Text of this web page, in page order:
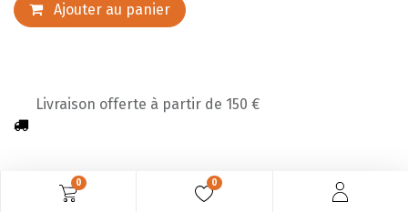
0 0
Ajouter au panier
Livraison offerte à partir de 150 €